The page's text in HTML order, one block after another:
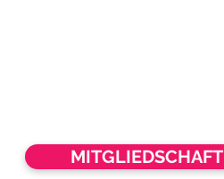
MITGLIEDSCHAFT